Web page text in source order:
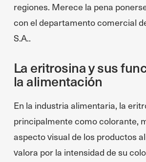
regiones. Merece la pena
con el departamento comercial
S.A..
La eritrosina y sus
la alimentación
En la industria alimentaria, la
principalmente como colorante,
aspecto visual de los productos
valora por la intensidad de su